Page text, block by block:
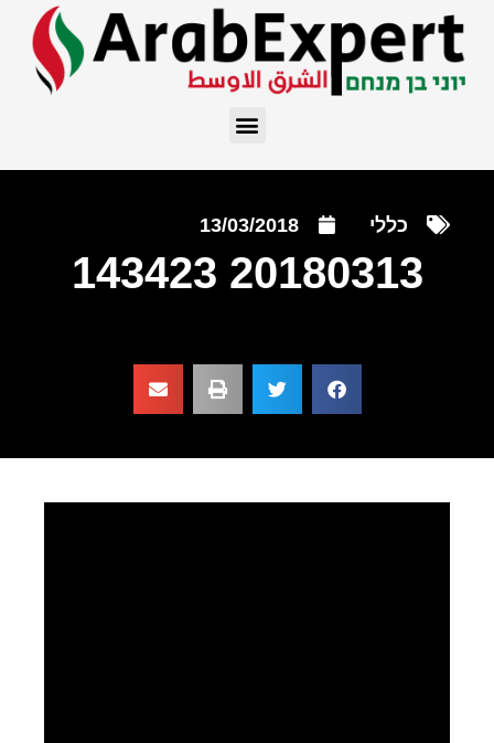
כללי 13/03/2018
20180313 143423